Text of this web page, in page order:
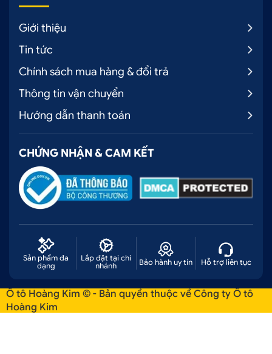
Giới thiệu
Tin tức
Chính sách mua hàng & đổi trả
Thông tin vận chuyển
Hướng dẫn thanh toán
CHỨNG NHẬN & CAM KẾT
Sản phẩm đa
dạng
Lắp đặt tại chi
nhánh
Bảo hành uy tín Hỗ trợ liên tục
Ô tô Hoàng Kim © - Bản quyền thuộc về Công ty Ô tô
Hoàng Kim